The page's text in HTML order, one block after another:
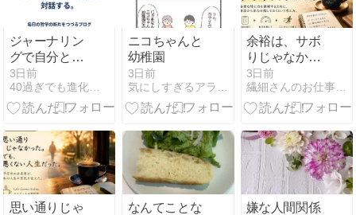
ジャーナリン
グで自分と対
話する。
3日前
40過ぎでも進化する為の実践ブログ
ニコちゃんと
幼稚園
3日前
気にしすぎるアラフォー絵日記
余裕は、サボ
りじゃなかっ
た。
3日前
繊細さんのお仕事相談室
思い通りじゃ
なんてことな
嫌な人間関係